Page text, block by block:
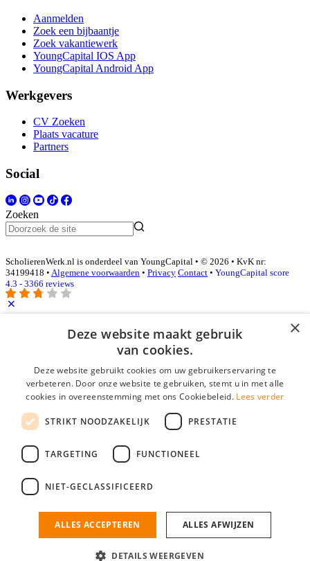
Aanmelden
Zoek een bijbaantje
Zoek vakantiewerk
YoungCapital IOS App
YoungCapital Android App
Werkgevers
CV Zoeken
Plaats vacature
Partners
Social
Zoeken
ScholierenWerk.nl is onderdeel van YoungCapital • © 2026 • KvK nr:
34199418 • Algemene voorwaarden • Privacy Contact • YoungCapital score
4.3 - 3366 reviews
Inloggen als bedrijf
Wachtwoord
login gegevens onthouden
login
Bedrijf aanmelden
nieuwe collega/werknemer zo gevonden!
×
Deze website maakt gebruik
van cookies.
Deze website gebruikt cookies om uw gebruikerservaring te
verbeteren. Door onze website te gebruiken, stemt u in met alle
cookies in overeenstemming met ons Cookiebeleid. Lees verder
STRIKT NOODZAKELIJK PRESTATIE
TARGETING FUNCTIONEEL
NIET-GECLASSIFICEERD
ALLES ACCEPTEREN ALLES AFWIJZEN
DETAILS WEERGEVEN